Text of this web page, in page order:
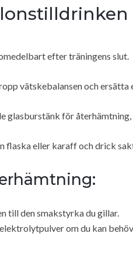
efter träningens slut.
vätskebalansen och ersätta
glasburstänk för
flaska eller karaff och drick
till den smakstyrka du gillar.
om du kan